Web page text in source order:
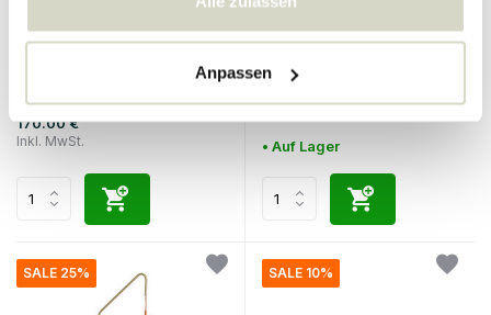
Anpassen
Wandleuchte, gebürstetes
170.00 €
Inkl. MwSt.
House Doctor
Flola Wandleuchte,
• Auf Lager
SALE 25% SALE 10%